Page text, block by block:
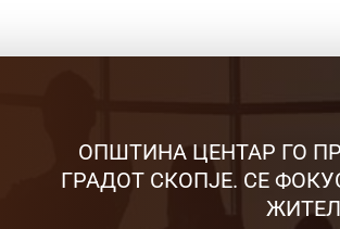
ОПШТИНА ЦЕНТАР ГО
ГРАДОТ СКОПЈЕ. СЕ